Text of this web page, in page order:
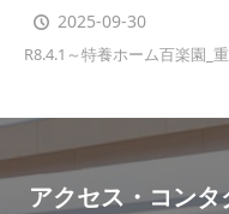
2025-09-30
R8.4.1～特養ホーム百楽園_
アクセス・コン